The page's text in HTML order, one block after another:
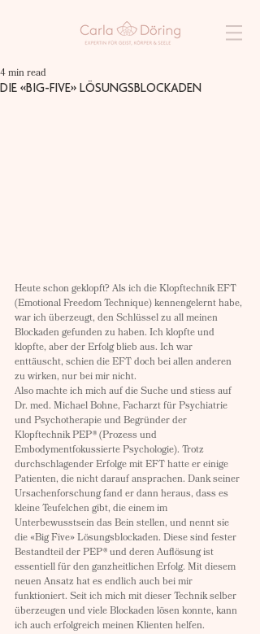
DIE «BIG-FIVE» LÖSUNGSBLOCKADEN
4 min read
Heute schon geklopft? Als ich die Klopftechnik EFT
(Emotional Freedom Technique) kennengelernt habe,
war ich überzeugt, den Schlüssel zu all meinen
Blockaden gefunden zu haben. Ich klopfte und
klopfte, aber der Erfolg blieb aus. Ich war
enttäuscht, schien die EFT doch bei allen anderen
zu wirken, nur bei mir nicht.
Also machte ich mich auf die Suche und stiess auf
Dr. med. Michael Bohne, Facharzt für Psychiatrie
und Psychotherapie und Begründer der
Klopftechnik PEP® (Prozess und
Embodymentfokussierte Psychologie). Trotz
durchschlagender Erfolge mit EFT hatte er einige
Patienten, die nicht darauf ansprachen. Dank seiner
Ursachenforschung fand er dann heraus, dass es
kleine Teufelchen gibt, die einem im
Unterbewusstsein das Bein stellen, und nennt sie
die «Big Five» Lösungsblockaden. Diese sind fester
Bestandteil der PEP® und deren Auflösung ist
essentiell für den ganzheitlichen Erfolg. Mit diesem
neuen Ansatz hat es endlich auch bei mir
funktioniert. Seit ich mich mit dieser Technik selber
überzeugen und viele Blockaden lösen konnte, kann
ich auch erfolgreich meinen Klienten helfen.